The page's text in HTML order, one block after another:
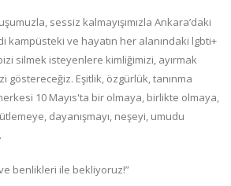
sessiz kalmayışımızla Ankara’daki
kampüsteki ve hayatın her alanındaki lgbti+
silmek isteyenlere kimliğimizi, ayırmak
göstereceğiz. Eşitlik, özgürlük, tanınma
10 Mayıs'ta bir olmaya, birlikte olmaya,
dayanışmayı, neşeyi, umudu
benlikleri ile bekliyoruz!”